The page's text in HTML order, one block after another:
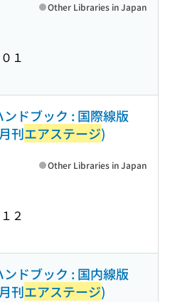
１
Other Libraries in Japan
ドブック : 国際線版
刊エアステージ)
２
Other Libraries in Japan
ドブック : 国内線版
刊エアステージ)